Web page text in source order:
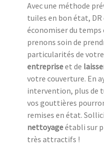
Avec une méthode
tuiles en bon état,
économiser du
prenons soin de
particularités de
entrepriseet de
votre couverture. En
intervention, plus de
vos gouttières
remises en état.
nettoyageétabli sur
très attractifs !